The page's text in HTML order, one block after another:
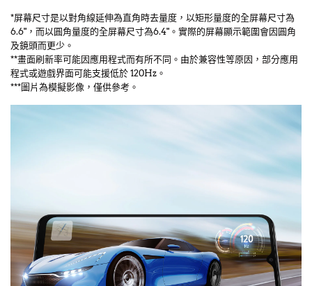
*屏幕尺寸是以對角線延伸為直角時去量度，以矩形量度的全屏幕尺寸為
6.6"，而以圓角量度的全屏幕尺寸為6.4"。實際的屏幕顯示範圍會因圓角
及鏡頭而更少。
**畫面刷新率可能因應用程式而有所不同。由於兼容性等原因，部分應用
程式或遊戲界面可能支援低於 120Hz。
***圖片為模擬影像，僅供參考。